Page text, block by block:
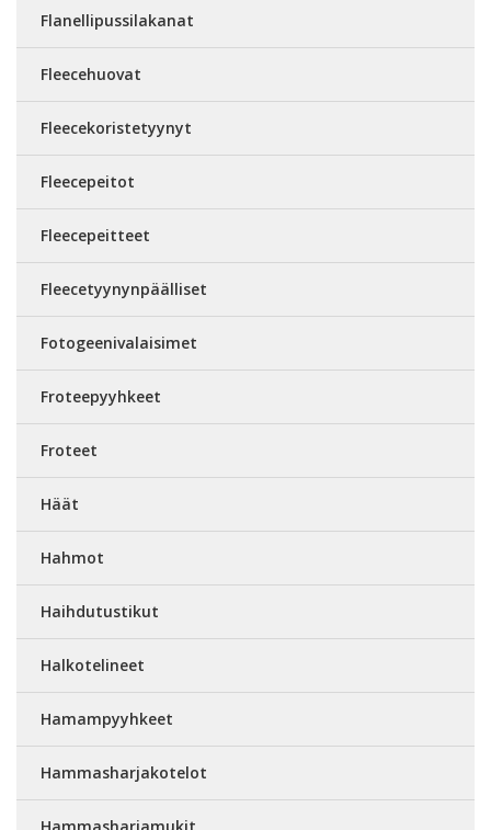
Flanellipussilakanat
Fleecehuovat
Fleecekoristetyynyt
Fleecepeitot
Fleecepeitteet
Fleecetyynynpäälliset
Fotogeenivalaisimet
Froteepyyhkeet
Froteet
Häät
Hahmot
Haihdutustikut
Halkotelineet
Hamampyyhkeet
Hammasharjakotelot